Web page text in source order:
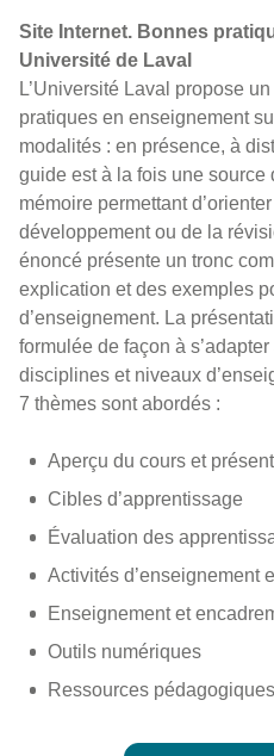
Site Internet. Bonnes
Université de Laval​
L’Université Laval propose
pratiques en enseignement
modalités : en présence, à
guide est à la fois une source
mémoire permettant
développement ou de la
énoncé présente un tronc
explication et des exemples
d’enseignement. La
formulée de façon à
disciplines et niveaux
7 thèmes sont abordés :
Aperçu du cours et
Cibles d’apprentissage
Évaluation des
Activités d’enseignement
Enseignement et
Outils numériques
Ressources pédagogiques​